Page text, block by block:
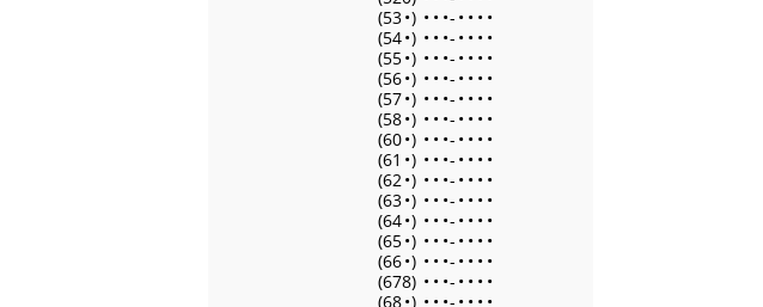
(53•) • • •- • • • •
(54•) • • •- • • • •
(55•) • • •- • • • •
(56•) • • •- • • • •
(57•) • • •- • • • •
(58•) • • •- • • • •
(60•) • • •- • • • •
(61 •) • • •- • • • •
(62•) • • •- • • • •
(63•) • • •- • • • •
(64•) • • •- • • • •
(65•) • • •- • • • •
(66•) • • •- • • • •
(678) • • •- • • • •
(68•) • • •- • • • •